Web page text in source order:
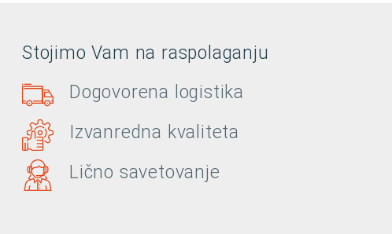
Stojimo Vam na raspolaganju
Dogovorena logistika
Izvanredna kvaliteta
Lično savetovanje